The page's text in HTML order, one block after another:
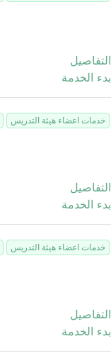
التفاصيل
بدء الخدمة
خدمات اعضاء هيئة التدريس
التفاصيل
بدء الخدمة
خدمات اعضاء هيئة التدريس
التفاصيل
بدء الخدمة